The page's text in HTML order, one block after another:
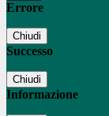
Errore
Chiudi
Successo
Chiudi
Informazione